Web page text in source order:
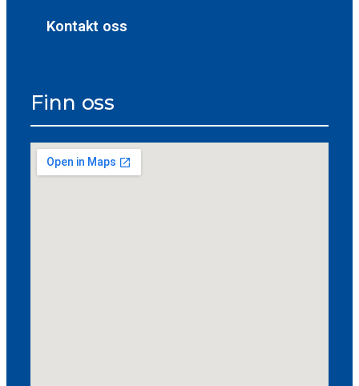
Kontakt oss
Finn oss